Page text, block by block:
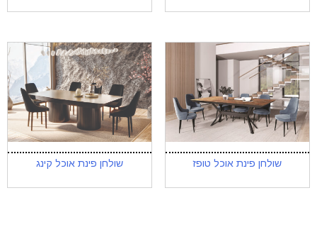
שולחן פינת אוכל טופז שולחן פינת אוכל קינג